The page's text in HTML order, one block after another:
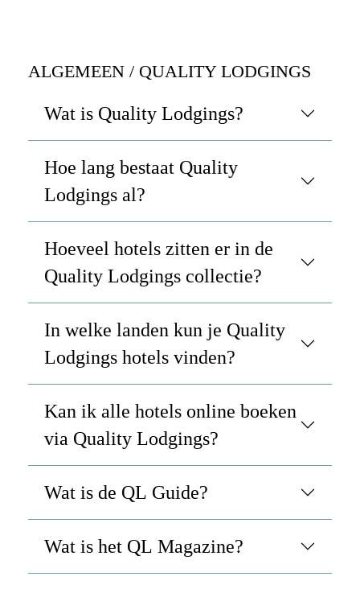
ALGEMEEN / QUALITY LODGINGS
Wat is Quality Lodgings?
Hoe lang bestaat Quality
Lodgings al?
Hoeveel hotels zitten er in de
Quality Lodgings collectie?
In welke landen kun je Quality
Lodgings hotels vinden?
Kan ik alle hotels online boeken
via Quality Lodgings?
Wat is de QL Guide?
Wat is het QL Magazine?